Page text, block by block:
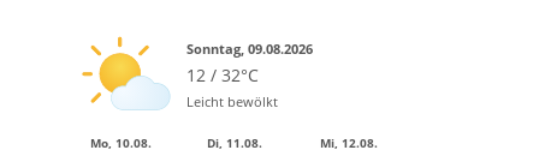
Sonntag, 09.08.2026
12 / 32°C
Leicht bewölkt
Mo, 10.08. Di, 11.08. Mi, 12.08.